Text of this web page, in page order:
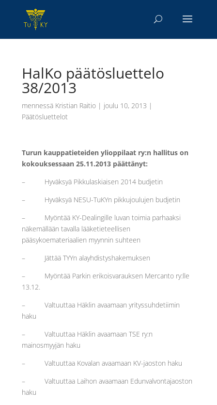
HalKo päätösluettelo
38/2013
mennessä Kristian Raitio| joulu 10, 2013 |
Päätösluettelot
Turun kauppatieteiden ylioppilaat ry:n hallitus on
kokouksessaan 25.11.2013 päättänyt:
– Hyväksyä Pikkulaskiaisen 2014 budjetin
– Hyväksyä NESU-TuKYn pikkujoulujen budjetin
– Myöntää KY-Dealingille luvan toimia parhaaksi
näkemällään tavalla lääketieteellisen
pääsykoemateriaalien myynnin suhteen
– Jättää TYYn alayhdistyshakemuksen
– Myöntää Parkin erikoisvarauksen Mercanto ry:lle
13.12.
– Valtuuttaa Häklin avaamaan yrityssuhdetiimin
haku
– Valtuuttaa Häklin avaamaan TSE ry:n
mainosmyyjän haku
– Valtuuttaa Kovalan avaamaan KV-jaoston haku
– Valtuuttaa Laihon avaamaan Edunvalvontajaoston
haku